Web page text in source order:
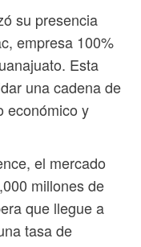
su presencia
empresa 100%
Esta
una cadena de
económico y
el mercado
millones de
que llegue a
tasa de